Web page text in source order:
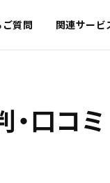
質問 関連サービ
・口コミ